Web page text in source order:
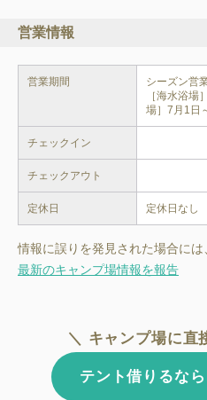
営業情報
営業期間
シーズン営
［海水浴場
場］7月1日
チェックイン
チェックアウト
定休日 定休日なし
情報に誤りを発見された場合には
最新のキャンプ場情報を報告
＼ キャンプ場に直
テント借りるな